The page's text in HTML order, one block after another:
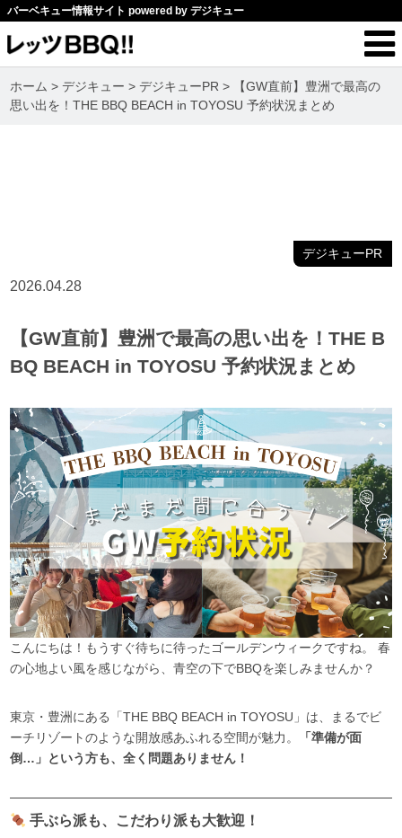
バーベキュー情報サイト powered by デジキュー
ホーム >デジキュー >デジキューPR >
【GW直前】豊洲で最高の
思い出を！THE BBQ BEACH in TOYOSU 予約状況まとめ
2026.04.28
デジキューPR
【GW直前】豊洲で最高の思い出を！THE B
BQ BEACH in TOYOSU 予約状況まとめ
こんにちは！もうすぐ待ちに待ったゴールデンウィークですね。 春
の心地よい風を感じながら、青空の下でBBQを楽しみませんか？
東京・豊洲にある「THE BBQ BEACH in TOYOSU」は、まるでビ
ーチリゾートのような開放感あふれる空間が魅力。
「準備が面
倒…」という方も、全く問題ありません！
手ぶら派も、こだわり派も大歓迎！